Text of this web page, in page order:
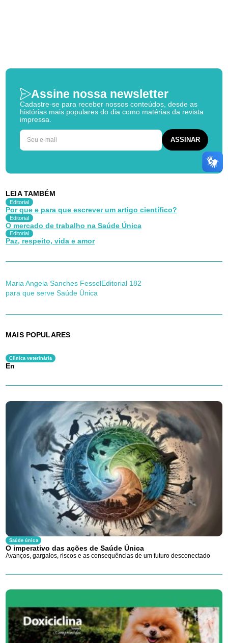
Assine nossa newsletter
Cadastre-se para receber nossos conteúdos, desde as
histórias mais populares do dia como matérias da revista
impressa.
LEIA TAMBÉM
Editorial
Por que e para que escrever um artigo científico?
Editorial
O mercado de trabalho na Saúde Única
Editorial
Paz, respeito, vida e amor
Maria Angela Sanches FesselEditorial 182
para que serve Saúde Única
MAIS POPULARES
Clínica veterinária
En
Saúde única
O imperativo das ações de Saúde Única
Avanços, gargalos, riscos e as consequências de um futuro desconectado